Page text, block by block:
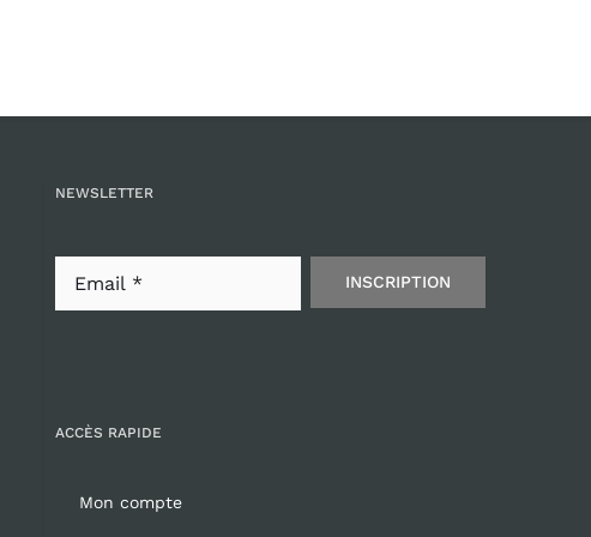
NEWSLETTER
INSCRIPTION
ACCÈS RAPIDE
Mon compte